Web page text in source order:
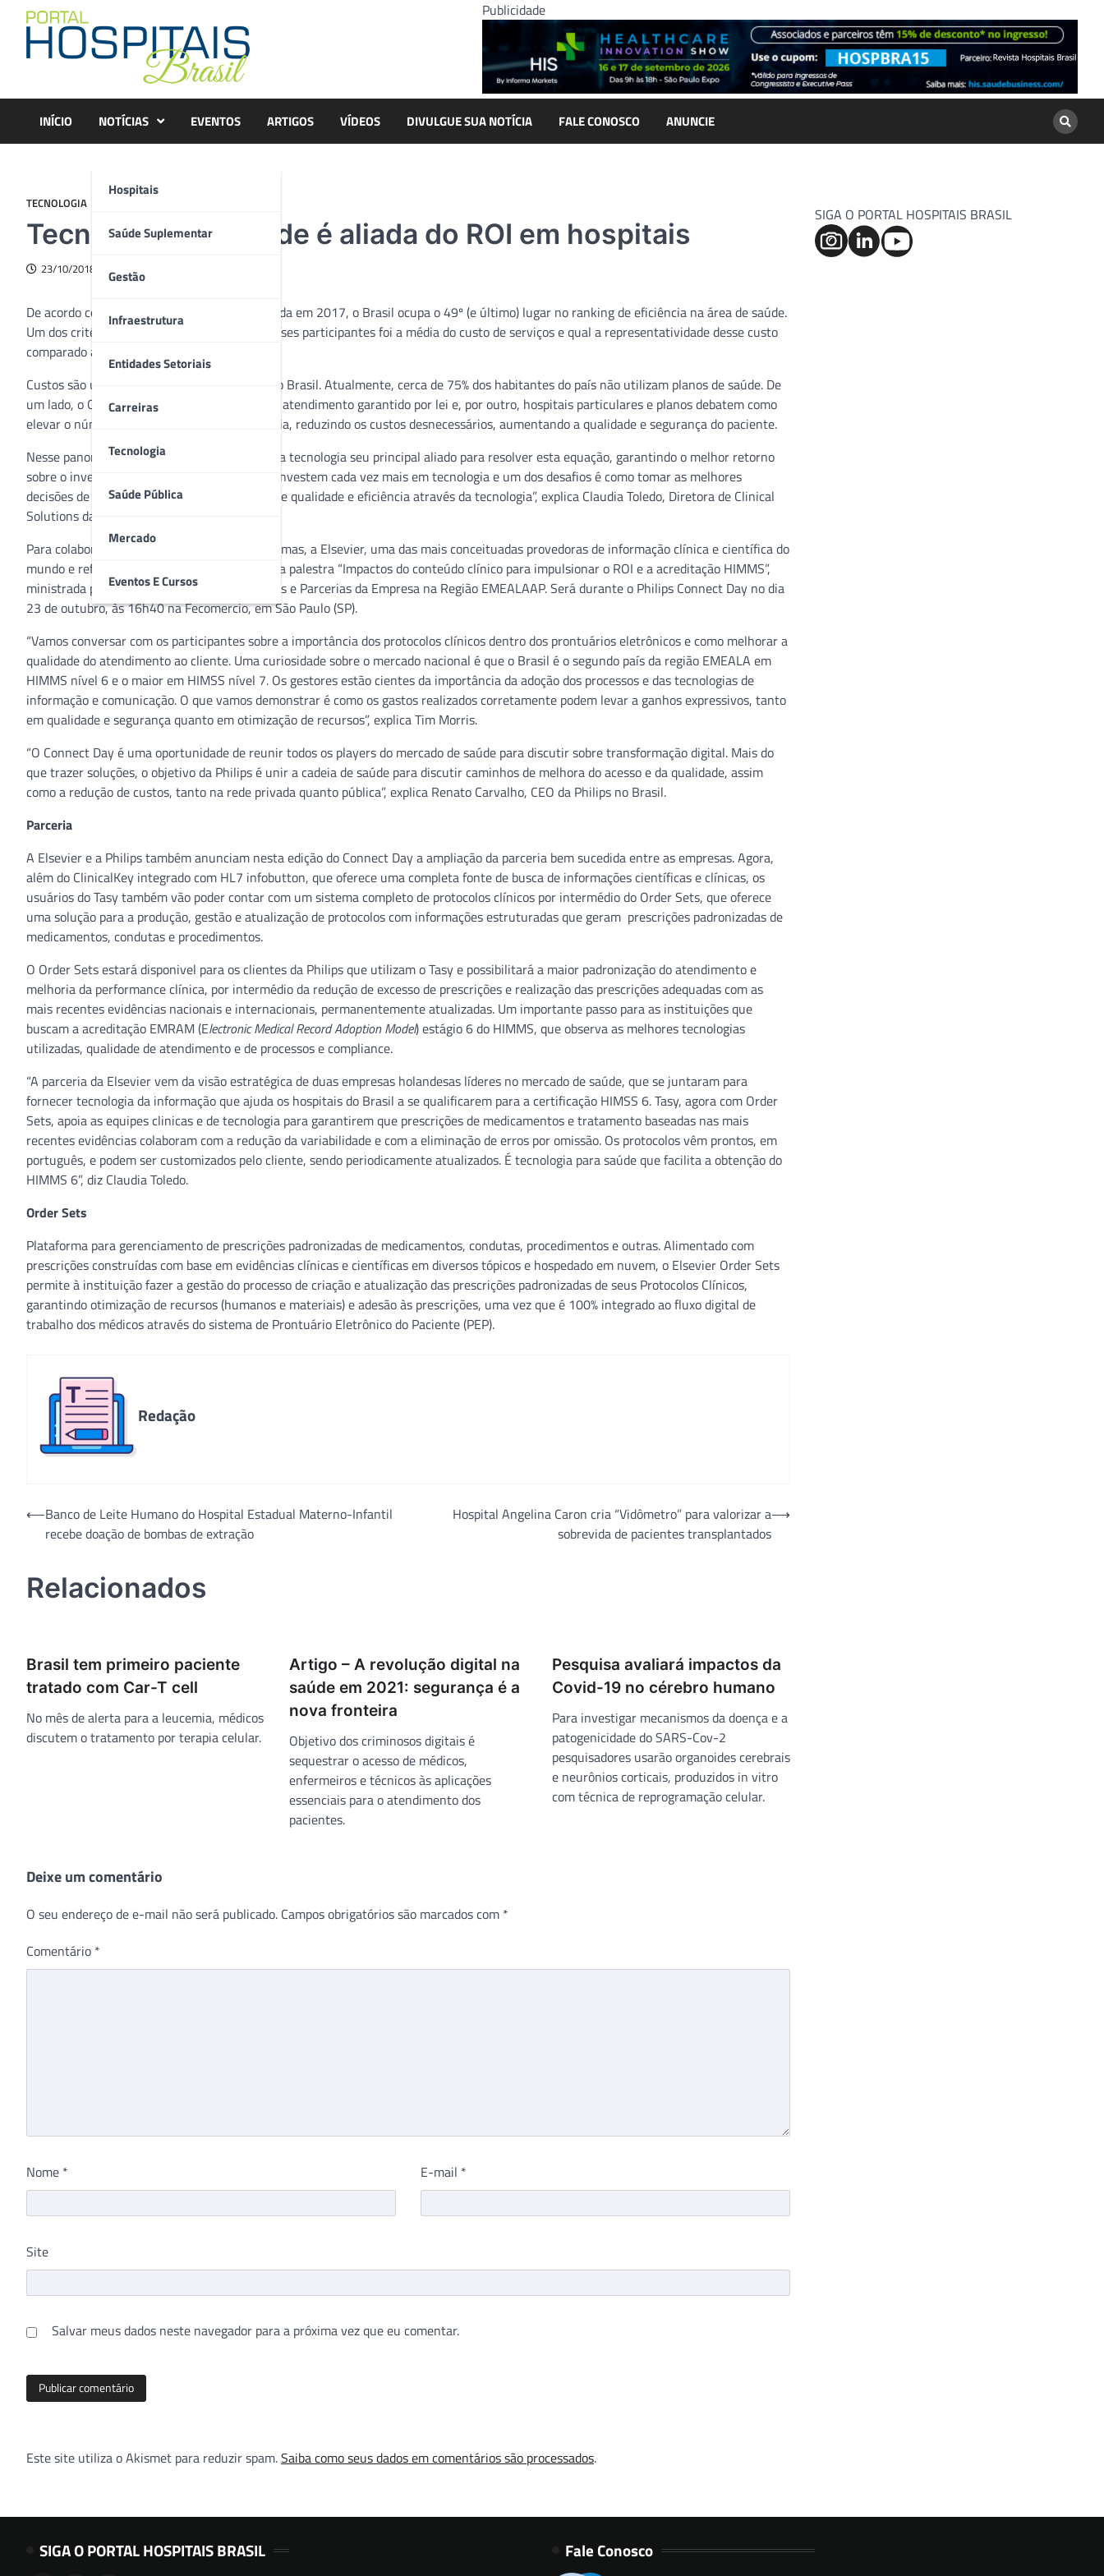
content
Publicidade
INÍCIO NOTÍCIAS
Hospitais
Saúde Suplementar
Gestão
Infraestrutura
Entidades Setoriais
Carreiras
Tecnologia
Saúde Pública
Mercado
Eventos E Cursos
EVENTOS ARTIGOS VÍDEOS DIVULGUE SUA NOTÍCIA FALE CONOSCO ANUNCIE
TECNOLOGIA
Tecnologia em saúde é aliada do ROI em hospitais
23/10/2018
De acordo com pesquisa da Bloomberg realizada em 2017, o Brasil ocupa o 49º (e último) lugar no ranking de eficiência na área de saúde.
Um dos critérios adotados para analisar os países participantes foi a média do custo de serviços e qual a representatividade desse custo
comparado ao PIB per capta.
Custos são um grande desafio para a saúde no Brasil. Atualmente, cerca de 75% dos habitantes do país não utilizam planos de saúde. De
um lado, o Governo Federal precisa garantir o atendimento garantido por lei e, por outro, hospitais particulares e planos debatem como
elevar o número de clientes e ganhar eficiência, reduzindo os custos desnecessários, aumentando a qualidade e segurança do paciente.
Nesse panorama, instituições de saúde têm na tecnologia seu principal aliado para resolver esta equação, garantindo o melhor retorno
sobre o investimento. “Os gestores de saúde investem cada vez mais em tecnologia e um dos desafios é como tomar as melhores
decisões de investimento para obter ganhos de qualidade e eficiência através da tecnologia”, explica Claudia Toledo, Diretora de Clinical
Solutions da Elsevier.
Para colaborar com a mudança destes paradigmas, a Elsevier, uma das mais conceituadas provedoras de informação clínica e científica do
mundo e referência na área de saúde, realiza a palestra “Impactos do conteúdo clínico para impulsionar o ROI e a acreditação HIMMS”,
ministrada por Tim Morris, Diretor de Produtos e Parcerias da Empresa na Região EMEALAAP. Será durante o Philips Connect Day no dia
23 de outubro, às 16h40 na Fecomercio, em São Paulo (SP).
“Vamos conversar com os participantes sobre a importância dos protocolos clínicos dentro dos prontuários eletrônicos e como melhorar a
qualidade do atendimento ao cliente. Uma curiosidade sobre o mercado nacional é que o Brasil é o segundo país da região EMEALA em
HIMMS nível 6 e o maior em HIMSS nível 7. Os gestores estão cientes da importância da adoção dos processos e das tecnologias de
informação e comunicação. O que vamos demonstrar é como os gastos realizados corretamente podem levar a ganhos expressivos, tanto
em qualidade e segurança quanto em otimização de recursos”, explica Tim Morris.
“O Connect Day é uma oportunidade de reunir todos os players do mercado de saúde para discutir sobre transformação digital. Mais do
que trazer soluções, o objetivo da Philips é unir a cadeia de saúde para discutir caminhos de melhora do acesso e da qualidade, assim
como a redução de custos, tanto na rede privada quanto pública”, explica Renato Carvalho, CEO da Philips no Brasil.
Parceria
A Elsevier e a Philips também anunciam nesta edição do Connect Day a ampliação da parceria bem sucedida entre as empresas. Agora,
além do ClinicalKey integrado com HL7 infobutton, que oferece uma completa fonte de busca de informações científicas e clínicas, os
usuários do Tasy também vão poder contar com um sistema completo de protocolos clínicos por intermédio do Order Sets, que oferece
uma solução para a produção, gestão e atualização de protocolos com informações estruturadas que geram prescrições padronizadas de
medicamentos, condutas e procedimentos.
O Order Sets estará disponivel para os clientes da Philips que utilizam o Tasy e possibilitará a maior padronização do atendimento e
melhoria da performance clínica, por intermédio da redução de excesso de prescrições e realização das prescrições adequadas com as
mais recentes evidências nacionais e internacionais, permanentemente atualizadas. Um importante passo para as instituições que
buscam a acreditação EMRAM (Electronic Medical Record Adoption Model) estágio 6 do HIMMS, que observa as melhores tecnologias
utilizadas, qualidade de atendimento e de processos e compliance.
“A parceria da Elsevier vem da visão estratégica de duas empresas holandesas líderes no mercado de saúde, que se juntaram para
fornecer tecnologia da informação que ajuda os hospitais do Brasil a se qualificarem para a certificação HIMSS 6. Tasy, agora com Order
Sets, apoia as equipes clinicas e de tecnologia para garantirem que prescrições de medicamentos e tratamento baseadas nas mais
recentes evidências colaboram com a redução da variabilidade e com a eliminação de erros por omissão. Os protocolos vêm prontos, em
português, e podem ser customizados pelo cliente, sendo periodicamente atualizados. É tecnologia para saúde que facilita a obtenção do
HIMMS 6”, diz Claudia Toledo.
Order Sets
Plataforma para gerenciamento de prescrições padronizadas de medicamentos, condutas, procedimentos e outras. Alimentado com
prescrições construídas com base em evidências clínicas e científicas em diversos tópicos e hospedado em nuvem, o Elsevier Order Sets
permite à instituição fazer a gestão do processo de criação e atualização das prescrições padronizadas de seus Protocolos Clínicos,
garantindo otimização de recursos (humanos e materiais) e adesão às prescrições, uma vez que é 100% integrado ao fluxo digital de
trabalho dos médicos através do sistema de Prontuário Eletrônico do Paciente (PEP).
Redação
Navegação
⟵Banco de Leite Humano do Hospital Estadual Materno-Infantil
recebe doação de bombas de extração
Hospital Angelina Caron cria “Vidômetro” para valorizar a
sobrevida de pacientes transplantados
⟶
Relacionados
Brasil tem primeiro paciente
tratado com Car-T cell
No mês de alerta para a leucemia, médicos
discutem o tratamento por terapia celular.
Artigo – A revolução digital na
saúde em 2021: segurança é a
nova fronteira
Objetivo dos criminosos digitais é
sequestrar o acesso de médicos,
enfermeiros e técnicos às aplicações
essenciais para o atendimento dos
pacientes.
Pesquisa avaliará impactos da
Covid-19 no cérebro humano
Para investigar mecanismos da doença e a
patogenicidade do SARS-Cov-2
pesquisadores usarão organoides cerebrais
e neurônios corticais, produzidos in vitro
com técnica de reprogramação celular.
Deixe um comentário
O seu endereço de e-mail não será publicado. Campos obrigatórios são marcados com *
Comentário *
Nome * E-mail *
Site
Salvar meus dados neste navegador para a próxima vez que eu comentar.
Este site utiliza o Akismet para reduzir spam.Saiba como seus dados em comentários são processados.
SIGA O PORTAL HOSPITAIS BRASIL
SIGA O PORTAL HOSPITAIS BRASIL Fale Conosco